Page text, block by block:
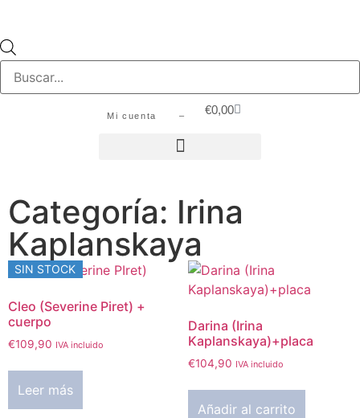
Mi cuenta – €0,00
Categoría: Irina
Kaplanskaya
SIN STOCK
Cleo (Severine Piret) +
cuerpo
€109,90 IVA incluido
Leer más
Darina (Irina
Kaplanskaya)+placa
€104,90 IVA incluido
Añadir al carrito